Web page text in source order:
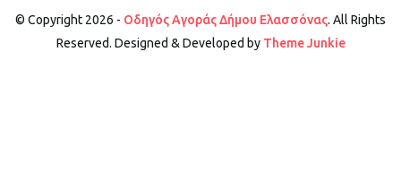
© Copyright 2026 - Οδηγός Αγοράς Δήμου Ελασσόνας. All Rights
Reserved. Designed & Developed by Theme Junkie